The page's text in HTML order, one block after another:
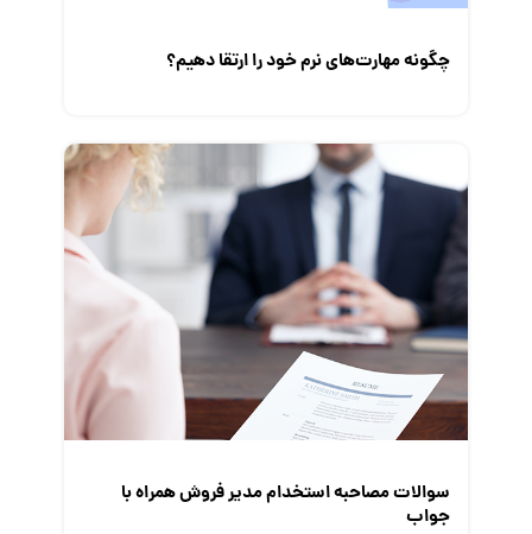
چگونه مهارت‌های نرم خود را ارتقا دهیم؟
سوالات مصاحبه استخدام مدیر فروش همراه با
جواب